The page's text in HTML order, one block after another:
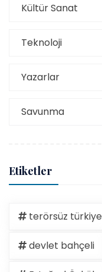
Kültür Sanat
Teknoloji
Yazarlar
Savunma
Etiketler
terörsüz türkiye
devlet bahçeli